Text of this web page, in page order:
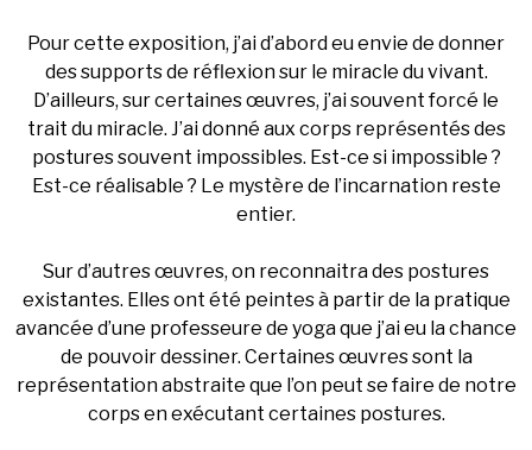
Pour cette exposition, j’ai d’abord eu envie de donner
des supports de réflexion sur le miracle du vivant.
D’ailleurs, sur certaines œuvres, j’ai souvent forcé le
trait du miracle. J’ai donné aux corps représentés des
postures souvent impossibles. Est-ce si impossible ?
Est-ce réalisable ? Le mystère de l’incarnation reste
entier.
Sur d’autres œuvres, on reconnaitra des postures
existantes. Elles ont été peintes à partir de la pratique
avancée d’une professeure de yoga que j’ai eu la chance
de pouvoir dessiner. Certaines œuvres sont la
représentation abstraite que l’on peut se faire de notre
corps en exécutant certaines postures.